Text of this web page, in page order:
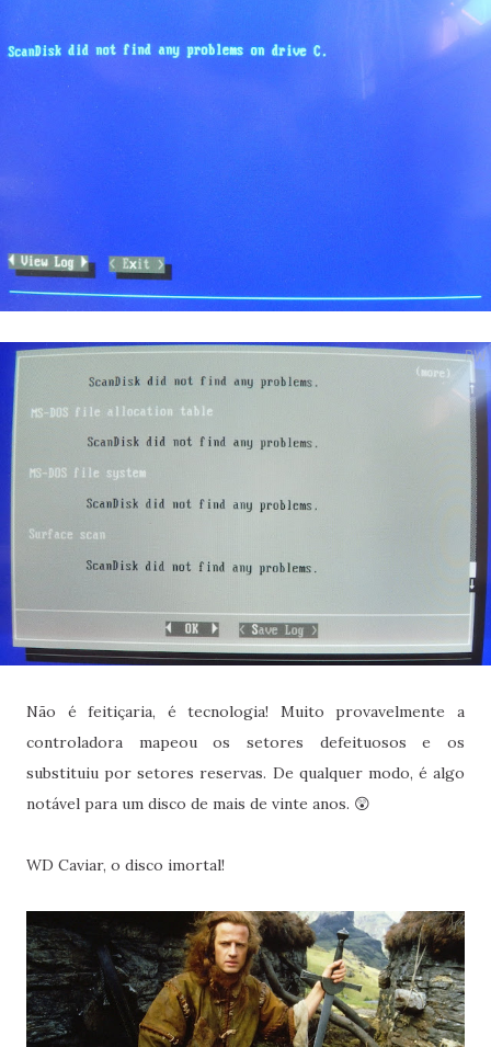
Não é feitiçaria, é tecnologia! Muito provavelmente a
controladora mapeou os setores defeituosos e os
substituiu por setores reservas. De qualquer modo, é algo
notável para um disco de mais de vinte anos. 😲
WD Caviar, o disco imortal!